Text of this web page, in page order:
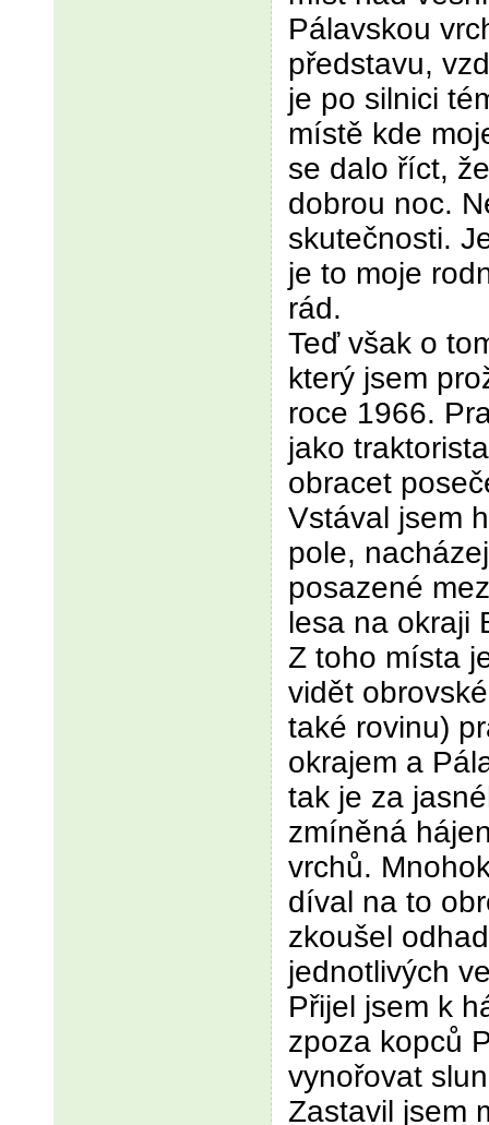
Pálavskou
představu,
je po silnici
místě kde
se dalo říct,
dobrou noc.
skutečnosti.
je to moje
rád.
Teď však o
který jsem
roce 1966.
jako
obracet
Vstával jsem
pole,
posazené
lesa na okraji
Z toho místa
vidět
také rovinu)
okrajem a
tak je za
zmíněná
vrchů.
díval na to
zkoušel
jednotlivých
Přijel jsem k
zpoza kopců
vynořovat
Zastavil jsem